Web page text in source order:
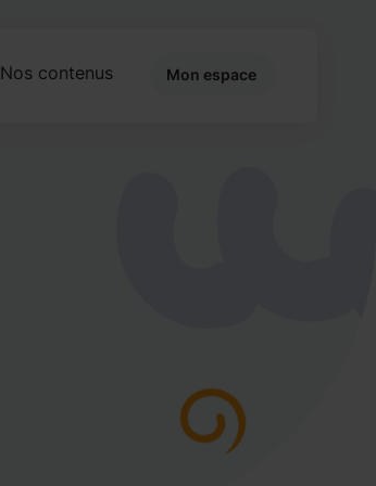
Nos contenus Mon espace